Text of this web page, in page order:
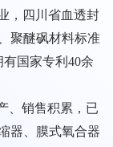
，四川省血透封
聚醚砜材料标准
国家专利40余
、销售积累，已
器、膜式氧合器